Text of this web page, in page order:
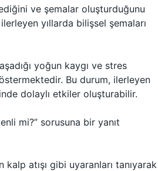
ve şemalar oluşturduğunu
yıllarda bilişsel şemaları
yoğun kaygı ve stres
Bu durum, ilerleyen
dolaylı etkiler oluşturabilir.
mi?” sorusuna bir yanıt
atışı gibi uyaranları tanıyarak